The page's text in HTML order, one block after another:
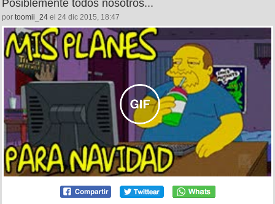
Posiblemente todos nosotros...
por toomii_24 el 24 dic 2015, 18:47